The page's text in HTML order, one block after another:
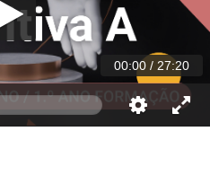
00:00 / 27:20